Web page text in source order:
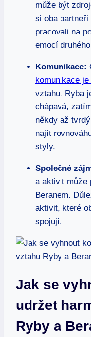
může být
si oba
pracovali na
emocí
Komunikace:
komunikace
vztahu. Ryba
chápavá,
někdy až
najít
styly.
Společné
a aktivit může
Beranem.
aktivit, které
spojují.
Jak se
udržet
Ryby a